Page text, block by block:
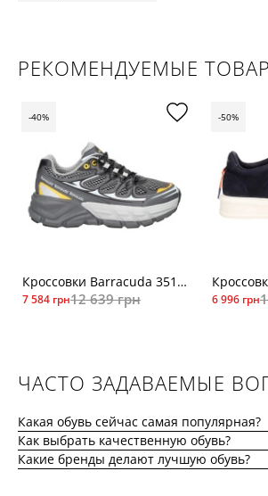
РЕКОМЕНДУЕМЫЕ
Кроссовки Barracuda 3516чер
7 584 грн12 639 грн
-40%
6 996 грн
-50%
ЧАСТО ЗАДАВАЕМЫЕ
Какая обувь сейчас самая популярная?
Как выбрать качественную обувь?
Какие бренды делают лучшую обувь?